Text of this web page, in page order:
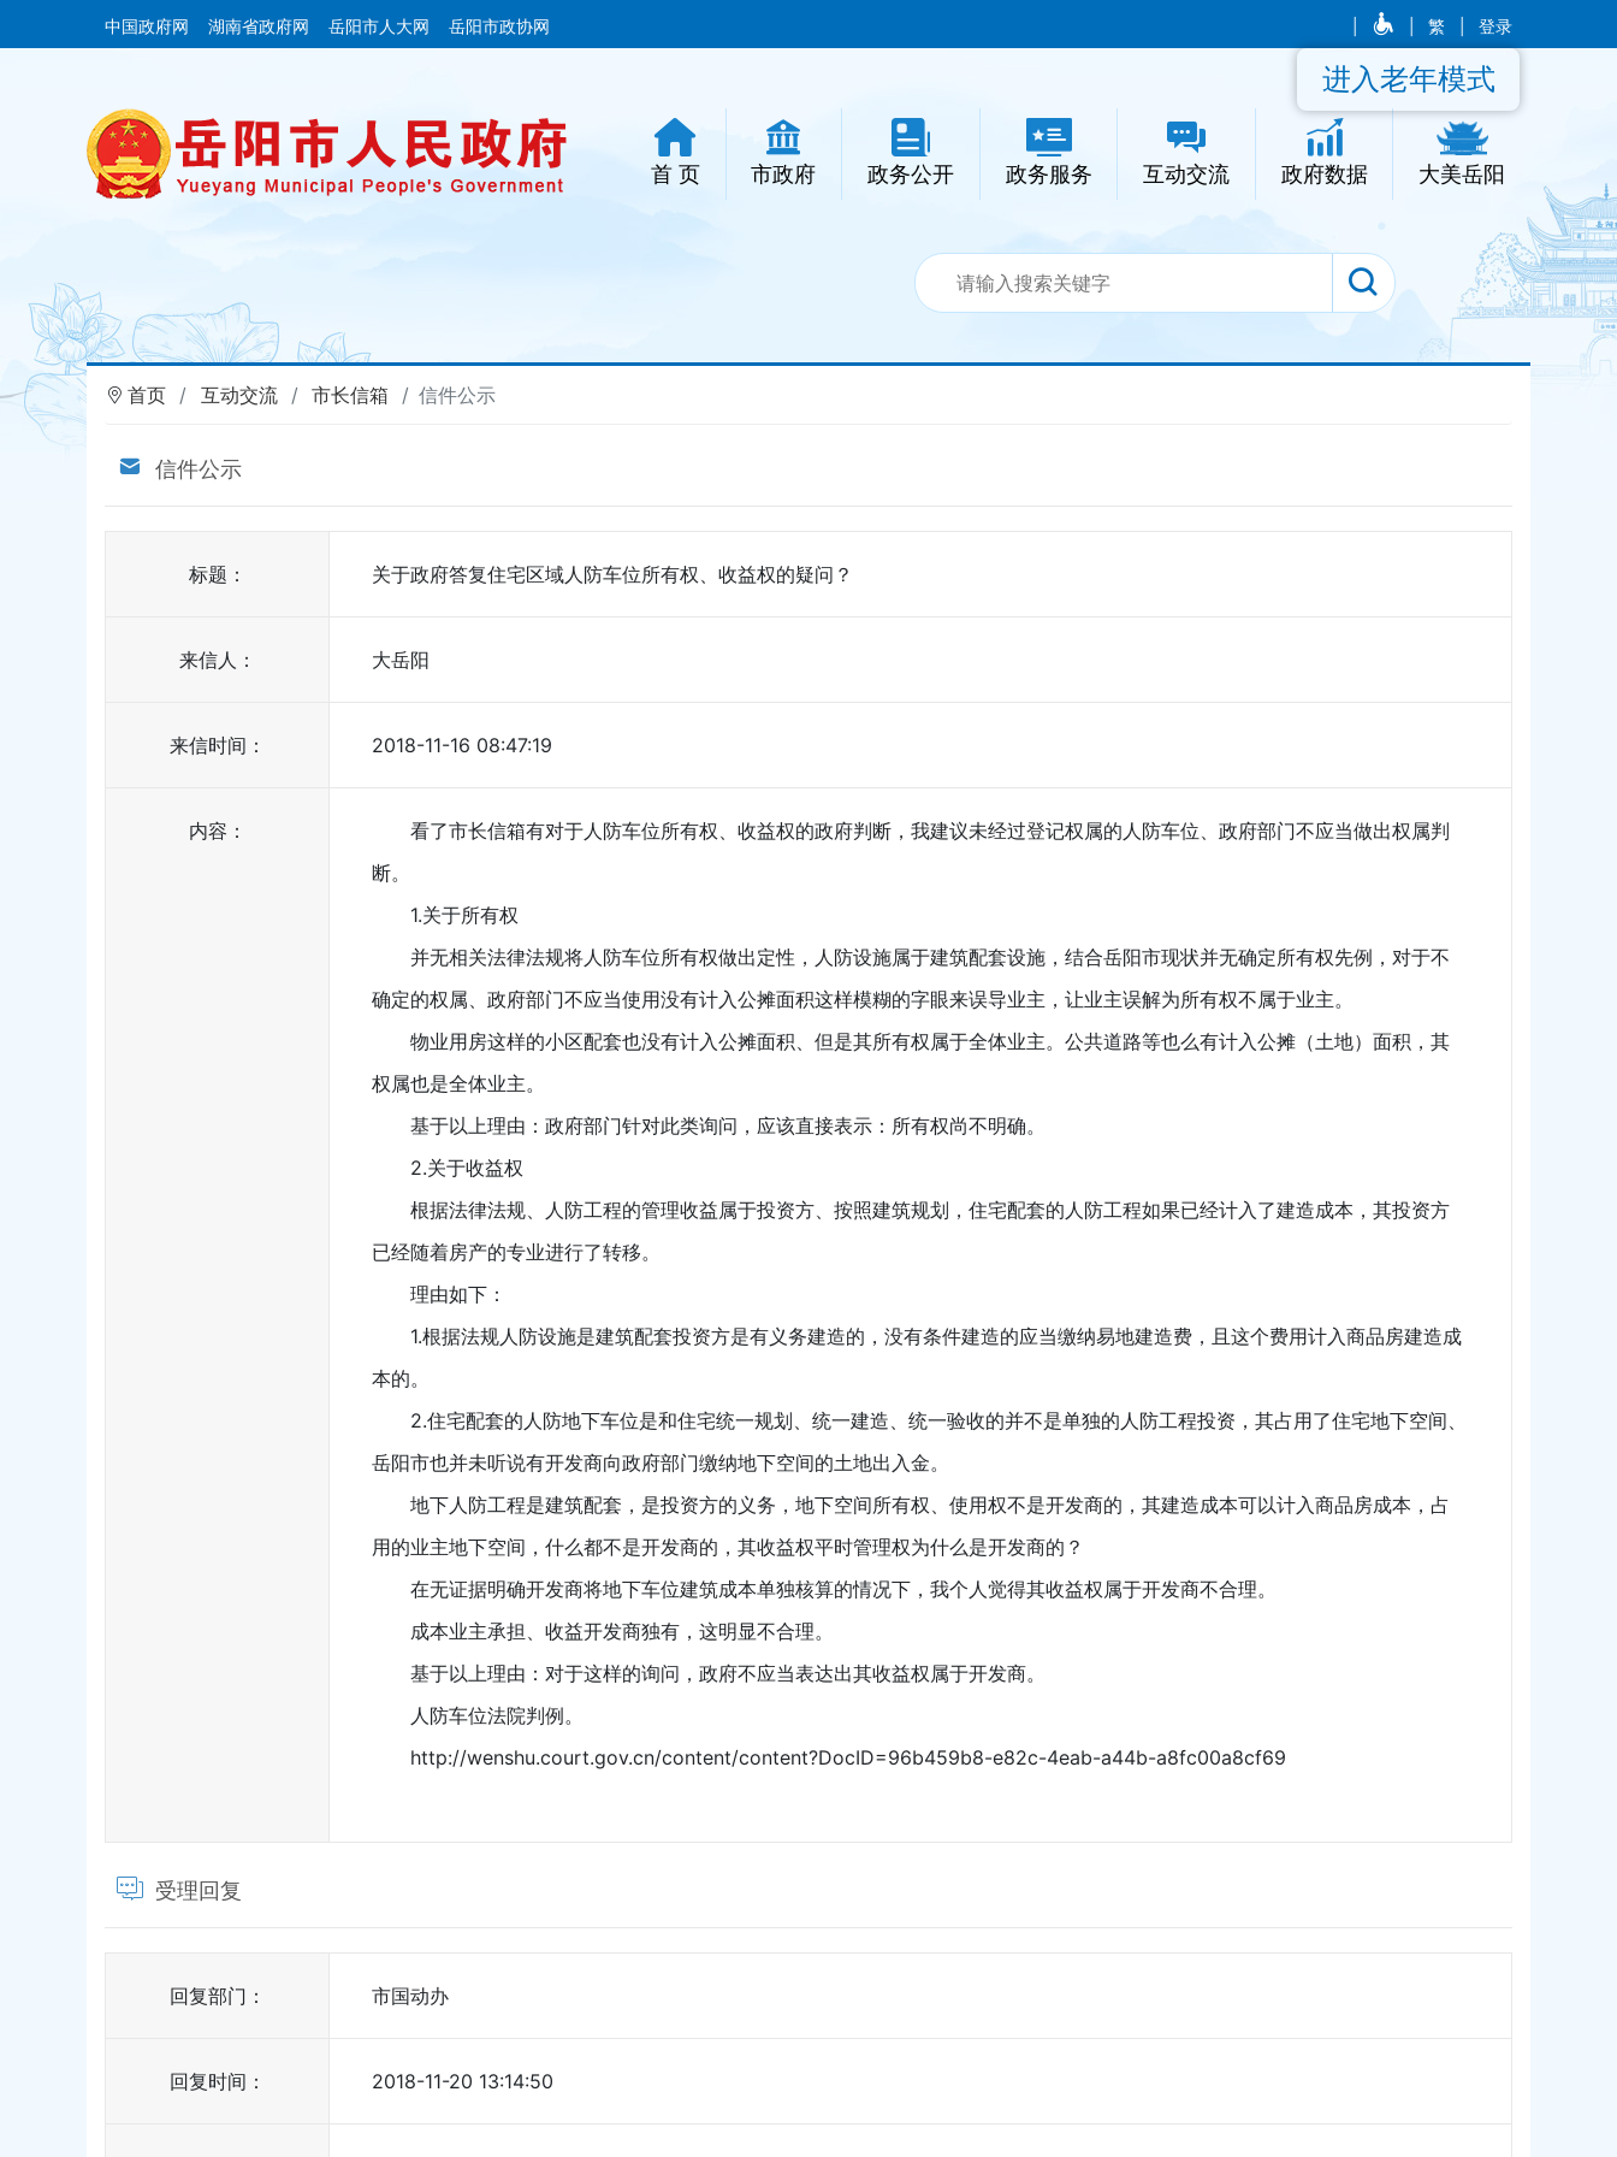
中国政府网 湖南省政府网 岳阳市人大网 岳阳市政协网 繁 登录
首 页 市政府 政务公开 政务服务 互动交流 政府数据 大美岳阳
进入老年模式
首页 互动交流 市长信箱 信件公示
信件公示
标题： 关于政府答复住宅区域人防车位所有权、收益权的疑问？
来信人： 大岳阳
来信时间： 2018-11-16 08:47:19
内容：
看了市长信箱有对于人防车位所有权、收益权的政府判断，我建议未经过登记权属的人防车位、政府部门不应当做出权属判
断。
1.关于所有权
并无相关法律法规将人防车位所有权做出定性，人防设施属于建筑配套设施，结合岳阳市现状并无确定所有权先例，对于不
确定的权属、政府部门不应当使用没有计入公摊面积这样模糊的字眼来误导业主，让业主误解为所有权不属于业主。
物业用房这样的小区配套也没有计入公摊面积、但是其所有权属于全体业主。公共道路等也么有计入公摊（土地）面积，其
权属也是全体业主。
基于以上理由：政府部门针对此类询问，应该直接表示：所有权尚不明确。
2.关于收益权
根据法律法规、人防工程的管理收益属于投资方、按照建筑规划，住宅配套的人防工程如果已经计入了建造成本，其投资方
已经随着房产的专业进行了转移。
理由如下：
1.根据法规人防设施是建筑配套投资方是有义务建造的，没有条件建造的应当缴纳易地建造费，且这个费用计入商品房建造成
本的。
2.住宅配套的人防地下车位是和住宅统一规划、统一建造、统一验收的并不是单独的人防工程投资，其占用了住宅地下空间、
岳阳市也并未听说有开发商向政府部门缴纳地下空间的土地出入金。
地下人防工程是建筑配套，是投资方的义务，地下空间所有权、使用权不是开发商的，其建造成本可以计入商品房成本，占
用的业主地下空间，什么都不是开发商的，其收益权平时管理权为什么是开发商的？
在无证据明确开发商将地下车位建筑成本单独核算的情况下，我个人觉得其收益权属于开发商不合理。
成本业主承担、收益开发商独有，这明显不合理。
基于以上理由：对于这样的询问，政府不应当表达出其收益权属于开发商。
人防车位法院判例。
http://wenshu.court.gov.cn/content/content?DocID=96b459b8-e82c-4eab-a44b-a8fc00a8cf69
受理回复
回复部门： 市国动办
回复时间： 2018-11-20 13:14:50